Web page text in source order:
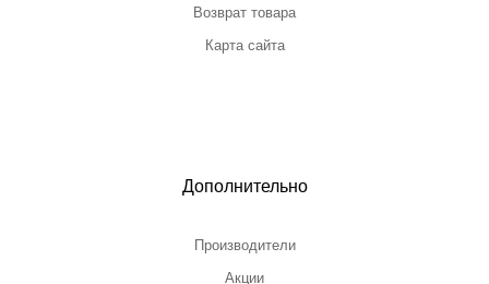
Возврат товара
Карта сайта
Дополнительно
Производители
Акции